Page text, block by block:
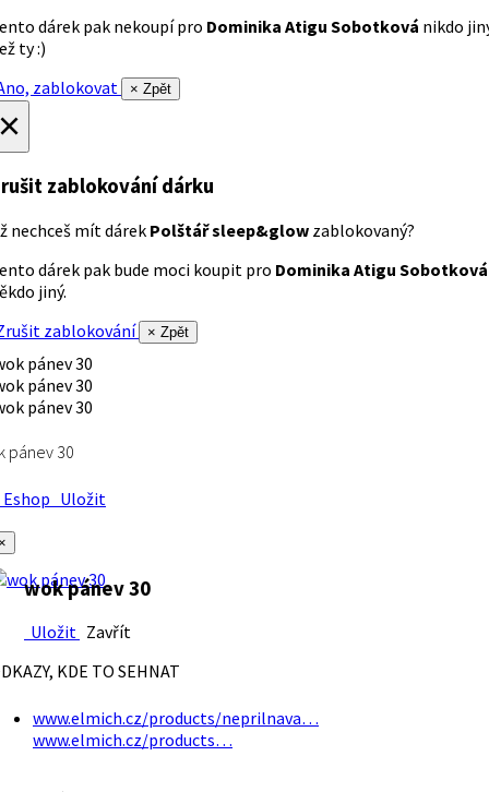
dárek pak nekoupí pro Dominika Atigu Sobotková nikdo
ty :)
zablokovat
× Zpět
zablokování dárku
nechceš mít dárek Polštář sleep&glow zablokovaný?
dárek pak bude moci koupit pro Dominika Atigu Sobotková
jiný.
zablokování
× Zpět
pánev 30
Uložit
wok pánev 30
Uložit Zavřít
KDE TO SEHNAT
www.elmich.cz/products/neprilnava…
www.elmich.cz/products…